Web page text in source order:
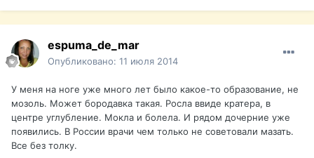
espuma_de_mar
Опубликовано: 11 июля 2014
У меня на ноге уже много лет было какое-то образование, не
мозоль. Может бородавка такая. Росла ввиде кратера, в
центре углубление. Мокла и болела. И рядом дочерние уже
появились. В России врачи чем только не советовали мазать.
Все без толку.